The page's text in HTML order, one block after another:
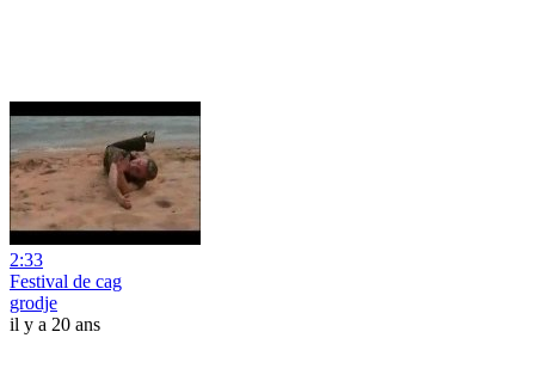
2:33
Festival de cag
grodje
il y a 20 ans